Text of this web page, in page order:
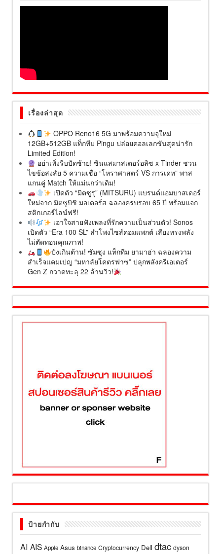
เรื่องล่าสุด
OPPO Reno16 5G มาพร้อมความจุใหม่
12GB+512GB แท็กทีม Pingu ปล่อยคอลเลกชันสุดน่ารัก
Limited Edition!
อย่าเพิ่งรีบปัดซ้าย! ซินแสมาสเตอร์อลิซ x Tinder ชวน
ไขข้อสงสัย 5 ความเชื่อ “โหราศาสตร์ VS การเดท” พาส
แกนคู่ Match ให้แม่นกว่าเดิม!
เปิดตัว “มิตซูรุ” (MITSURU) แบรนด์แอมบาสเดอร์
ใหม่จาก มิตซูบิชิ มอเตอร์ส ฉลองครบรอบ 65 ปี พร้อมแจก
สติกเกอร์ไลน์ฟรี!
เอาใจสายฟังเพลงที่รักความเป็นส่วนตัว! Sonos
เปิดตัว “Era 100 SL” ลำโพงไซส์คอมแพกต์ เสียงทรงพลัง
ไม่ตัดทอนคุณภาพ!
ปังเกินต้าน! ซัมซุง แท็กทีม ยามาฮ่า ฉลองความ
สำเร็จแคมเปญ “มหาลัยโคตรฟาซ” ปลุกพลังครีเอเตอร์
Gen Z กวาดทะลุ 22 ล้านวิว!
ป้ายกำกับ
AI AIS Apple Asus binance Cryptocurrency Dell dtac dyson